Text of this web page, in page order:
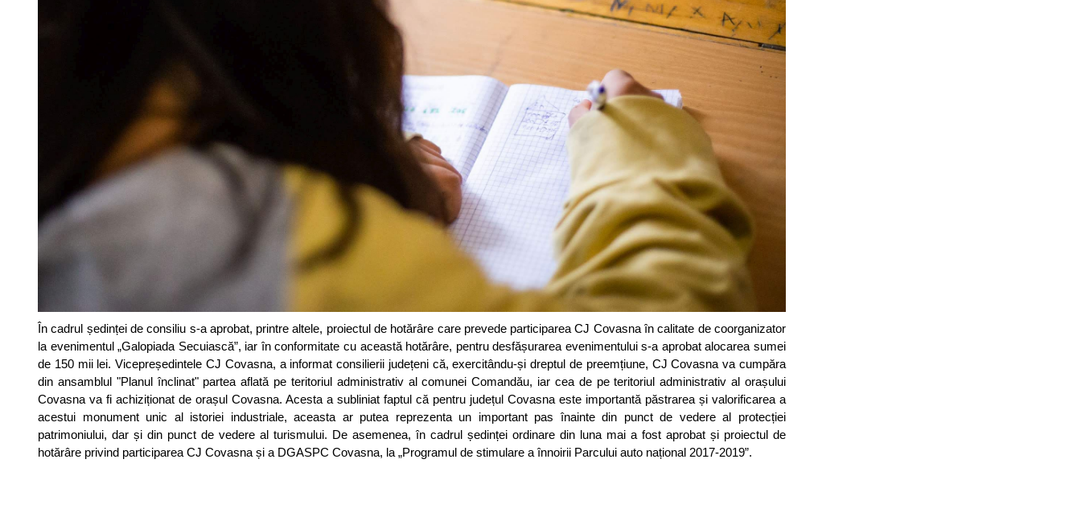
În cadrul ședinței de consiliu s-a aprobat, printre altele, proiectul de hotărâre care prevede participarea CJ Covasna în calitate de coorganizator
la evenimentul „Galopiada Secuiască”, iar în conformitate cu această hotărâre, pentru desfășurarea evenimentului s-a aprobat alocarea sumei
de 150 mii lei. Vicepreședintele CJ Covasna, a informat consilierii județeni că, exercitându-și dreptul de preemțiune, CJ Covasna va cumpăra
din ansamblul "Planul înclinat" partea aflată pe teritoriul administrativ al comunei Comandău, iar cea de pe teritoriul administrativ al orașului
Covasna va fi achiziționat de orașul Covasna. Acesta a subliniat faptul că pentru județul Covasna este importantă păstrarea și valorificarea a
acestui monument unic al istoriei industriale, aceasta ar putea reprezenta un important pas înainte din punct de vedere al protecției
patrimoniului, dar și din punct de vedere al turismului. De asemenea, în cadrul ședinței ordinare din luna mai a fost aprobat și proiectul de
hotărâre privind participarea CJ Covasna și a DGASPC Covasna, la „Programul de stimulare a înnoirii Parcului auto național 2017-2019”.